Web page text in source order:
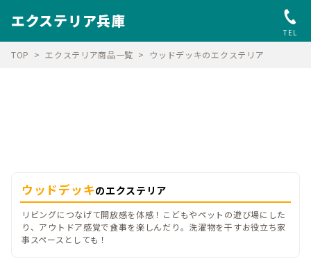
エクステリア兵庫
TEL
TOP エクステリア商品一覧 ウッドデッキのエクステリア
ウッドデッキのエクステリア
リビングにつなげて開放感を体感！こどもやペットの遊び場にした
り、アウトドア感覚で食事を楽しんだり。洗濯物を干すお役立ち家
事スペースとしても！